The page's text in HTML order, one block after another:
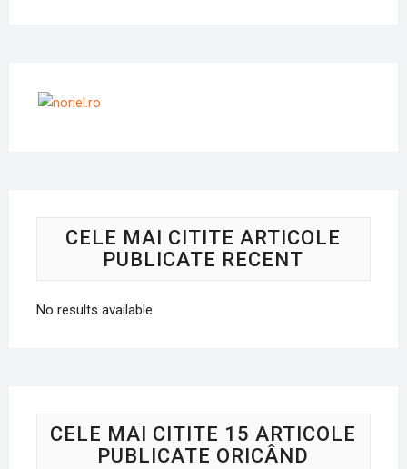
CELE MAI CITITE ARTICOLE
PUBLICATE RECENT
No results available
CELE MAI CITITE 15 ARTICOLE
PUBLICATE ORICÂND